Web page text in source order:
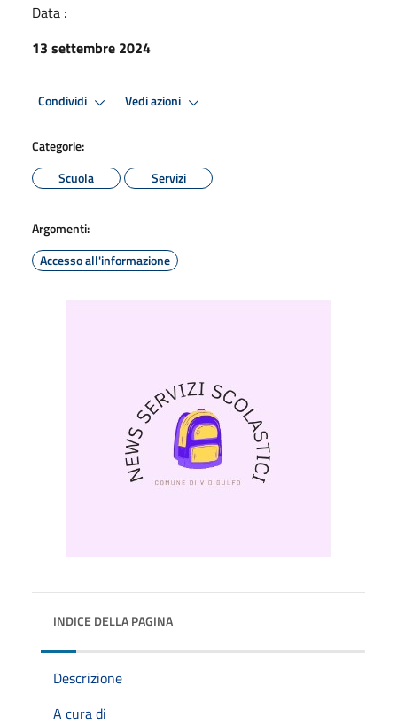
Data :
13 settembre 2024
Condividi Vedi azioni
Categorie:
Scuola
Servizi
Argomenti:
Accesso all'informazione
INDICE DELLA PAGINA
Descrizione
A cura di